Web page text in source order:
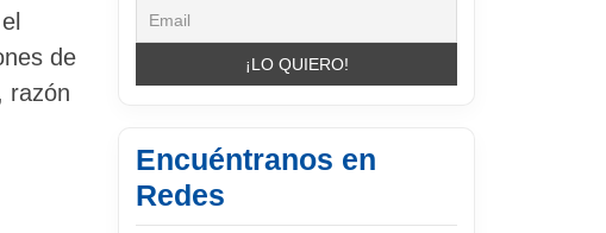
de
razón
Encuéntranos en
Redes